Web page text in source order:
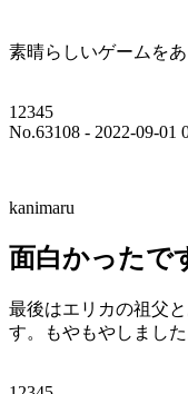
素晴らしいゲームを
12345
No.63108 - 2022-09-01
kanimaru
面白かったで
最後はエリカの祖父
す。もやもやしまし